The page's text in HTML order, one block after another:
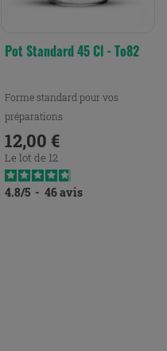
Pot Standard 45 Cl - To82
Forme standard pour vos
préparations
Prix
12,00 €
Le lot de 12
4.8/5 - 46avis